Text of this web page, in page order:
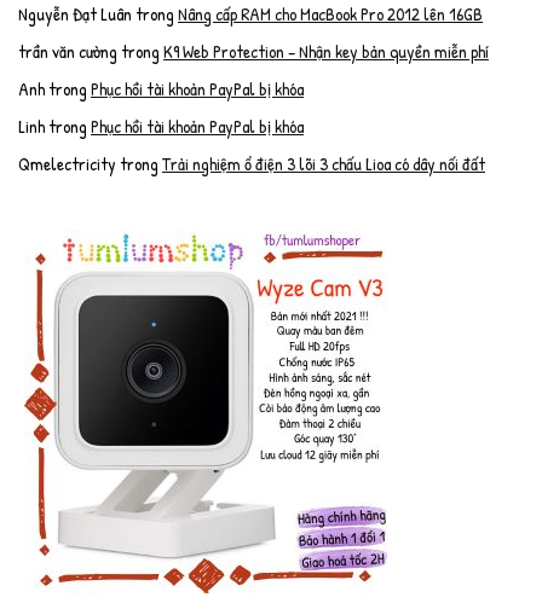
Nguyễn Đạt Luân trongNâng cấp RAM cho MacBook Pro 2012 lên 16GB
trần văn cường trongK9 Web Protection – Nhận key bản quyền miễn phí
AnhtrongPhục hồi tài khoản PayPal bị khóa
LinhtrongPhục hồi tài khoản PayPal bị khóa
Qmelectricity trongTrải nghiệm ổ điện 3 lõi 3 chấu Lioa có dây nối đất